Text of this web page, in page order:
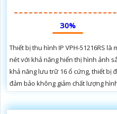
30%
Thiết bị thu hình IP VPH-51216RS
nét với khả năng hiển thị hình ảnh
khả năng lưu trữ 16 ổ cứng, thiết bị
đảm bảo không giảm chất lượng